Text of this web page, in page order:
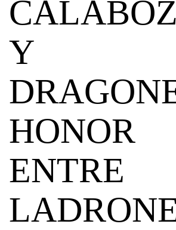
Y
HONOR
ENTRE